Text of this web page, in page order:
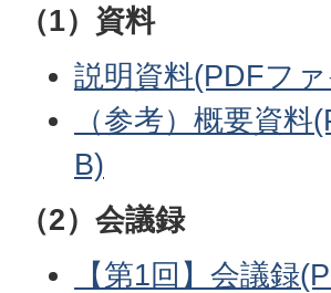
（1）資料
説明資料(PDFフ
（参考）概要資
B)
（2）会議録
【第1回】会議録